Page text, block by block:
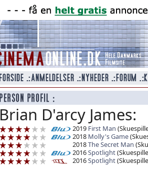
Brian D'arcy James:
2019 First Man
2018 Molly's Game
2018The Secret Man
2016Spotlight
2016Spotlight